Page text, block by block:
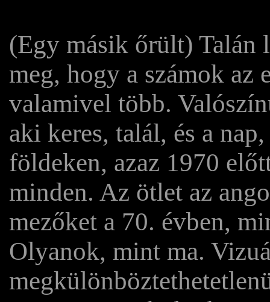
(Egy másik őrült) Talán
meg, hogy a számok az
valamivel több.
aki keres, talál, és a
földeken, azaz 1970
minden. Az ötlet az
mezőket a 70. évben,
Olyanok, mint ma.